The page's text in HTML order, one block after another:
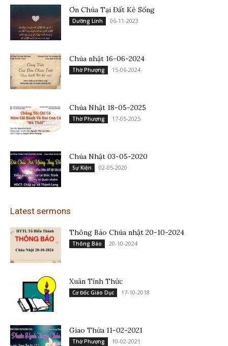
Ơn Chúa Tại Đất Kẻ Sống
Dưỡng Linh 06-11-2023
Chúa nhật 16-06-2024
Thờ Phượng 15-06-2024
Chúa Nhật 18-05-2025
Thờ Phượng 17-05-2025
Chúa Nhật 03-05-2020
Sự Kiện 02-05-2020
Latest sermons
Thông Báo Chúa nhật 20-10-2024
Thông Báo 20-10-2024
Xuân Tỉnh Thức
Cơ Đốc Giáo Dục 17-10-2018
Giao Thừa 11-02-2021
Thờ Phượng 10-02-2021